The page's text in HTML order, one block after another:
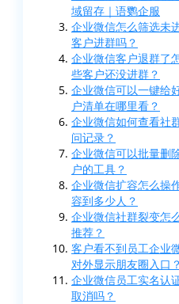
域留存｜语鹦企服
企业微信怎么筛选未
客户进群吗？
企业微信客户退群了
些客户还没进群？
企业微信可以一键给
户清单在哪里看？
企业微信如何查看社
问记录？
企业微信可以批量删
户的工具？
企业微信扩容怎么操
容到多少人？
企业微信社群裂变怎
推荐？
客户看不到员工企业
对外显示朋友圈入口？
企业微信员工实名认
取消吗？